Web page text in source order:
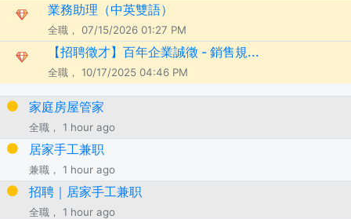
業務助理（中英雙語）
全職， 07/15/2026 01:27 PM
【招聘徵才】百年企業誠徵 - 銷售規...
全職， 10/17/2025 04:46 PM
家庭房屋管家
全職， 1 hour ago
居家手工兼职
兼職， 1 hour ago
招聘｜居家手工兼职
全職， 1 hour ago